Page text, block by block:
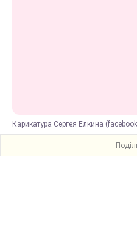
Карикатура Сергея Елкина